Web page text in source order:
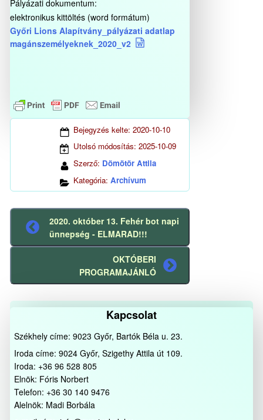
Pályázati dokumentum:
elektronikus kittöltés (word formátum)
Győri Lions Alapítvány_pályázati adatlap
magánszemélyeknek_2020_v2
Bejegyzés kelte: 2020-10-10
Utolsó módosítás: 2025-10-09
Szerző: Dömötör Attila
Kategória: Archívum
Előző
bejegyzés
2020. október 13. Fehér bot napi
ünnepség - ELMARAD!!!
Következő
bejegyzés
OKTÓBERI
PROGRAMAJÁNLÓ
Kapcsolat
Székhely címe: 9023 Győr, Bartók Béla u. 23.
Iroda címe: 9024 Győr, Szigethy Attila út 109.
Iroda: +36 96 528 805
Elnök: Fóris Norbert
Telefon: +36 30 140 9476
Alelnök: Madi Borbála